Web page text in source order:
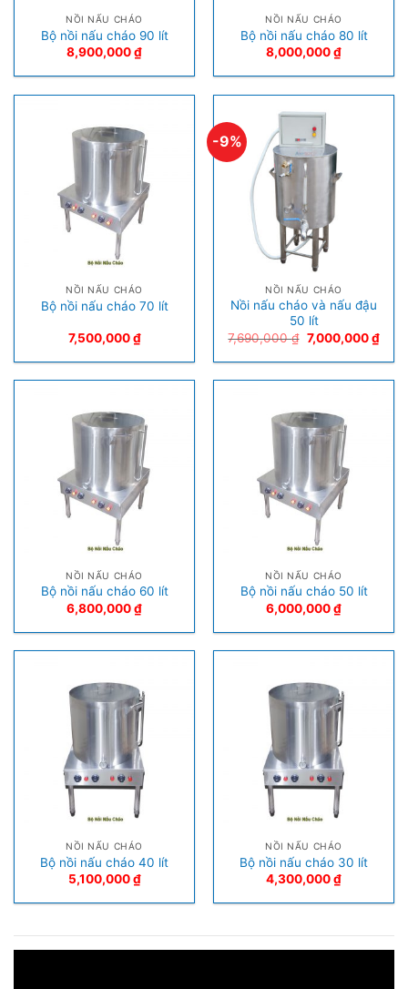
NỒI NẤU CHÁO
Bộ nồi nấu cháo 90 lít
8,900,000₫
NỒI NẤU CHÁO
Bộ nồi nấu cháo 80 lít
8,000,000₫
NỒI NẤU CHÁO
Bộ nồi nấu cháo 70 lít
7,500,000₫
-9%
NỒI NẤU CHÁO
Nồi nấu cháo và nấu đậu
50 lít
7,690,000₫ 7,000,000₫
NỒI NẤU CHÁO
Bộ nồi nấu cháo 60 lít
6,800,000₫
NỒI NẤU CHÁO
Bộ nồi nấu cháo 50 lít
6,000,000₫
NỒI NẤU CHÁO
Bộ nồi nấu cháo 40 lít
5,100,000₫
NỒI NẤU CHÁO
Bộ nồi nấu cháo 30 lít
4,300,000₫